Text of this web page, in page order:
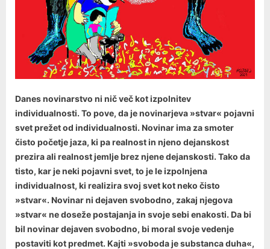
Danes novinarstvo ni nič več kot izpolnitev
individualnosti. To pove, da je novinarjeva »stvar« pojavni
svet prežet od individualnosti. Novinar ima za smoter
čisto početje jaza, ki pa realnost in njeno dejanskost
prezira ali realnost jemlje brez njene dejanskosti. Tako da
tisto, kar je neki pojavni svet, to je le izpolnjena
individualnost, ki realizira svoj svet kot neko čisto
»stvar«. Novinar ni dejaven svobodno, zakaj njegova
»stvar« ne doseže postajanja in svoje sebi enakosti. Da bi
bil novinar dejaven svobodno, bi moral svoje vedenje
postaviti kot predmet. Kajti »svoboda je substanca duha«,